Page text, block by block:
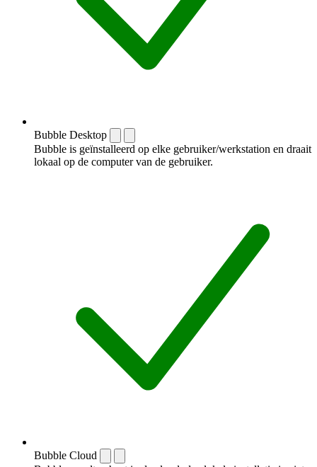
Bubble Desktop
Bubble is geïnstalleerd op elke gebruiker/werkstation en draait
lokaal op de computer van de gebruiker.
Bubble Cloud